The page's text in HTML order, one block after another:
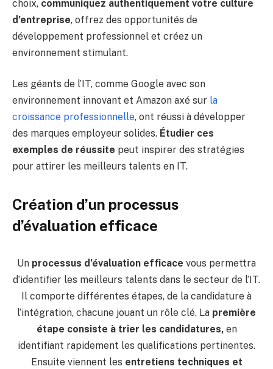
choix, communiquez authentiquement votre culture
d’entreprise, offrez des opportunités de
développement professionnel et créez un
environnement stimulant.
Les géants de l’IT, comme Google avec son
environnement innovant et Amazon axé sur la
croissance professionnelle, ont réussi à développer
des marques employeur solides. Étudier ces
exemples de réussite peut inspirer des stratégies
pour attirer les meilleurs talents en IT.
Création d’un processus
d’évaluation efficace
Un processus d’évaluation efficace vous permettra
d’identifier les meilleurs talents dans le secteur de l’IT.
Il comporte différentes étapes, de la candidature à
l’intégration, chacune jouant un rôle clé. La première
étape consiste à trier les candidatures,en
identifiant rapidement les qualifications pertinentes.
Ensuite viennent les entretiens techniques et